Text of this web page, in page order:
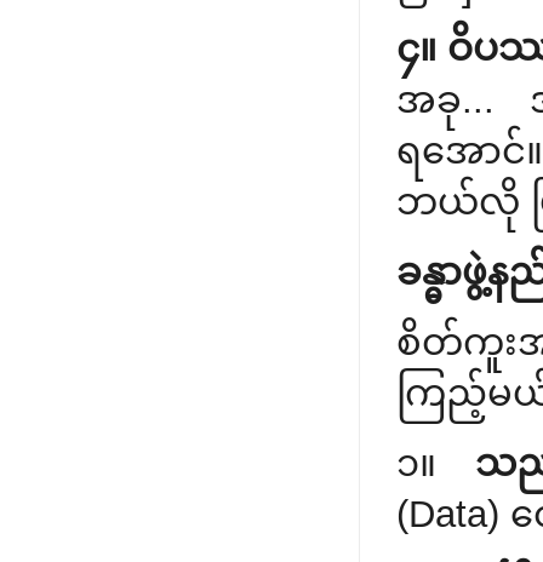
၄။ ဝိပဿ
အခု...
ရအော
ဘယ်လို
ခန္ဓာဖွဲ့န
စိတ်ကူး
ကြည့်မ
၁။ သည
(Data)